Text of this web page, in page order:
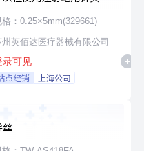
格：0.25×5mm(329661)
州英佰达医疗器械有限公司
录可见
点经销 上海公司
丝